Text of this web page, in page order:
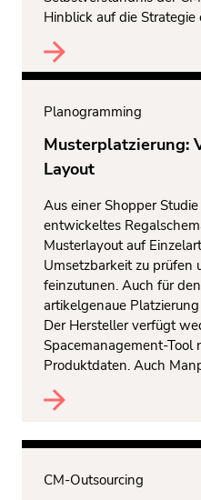
Hinblick auf die Strategie
Planogramming
Musterplatzierung:
Layout
Aus einer Shopper
entwickeltes
Musterlayout auf
Umsetzbarkeit zu prüfen
feinzutunen. Auch für
artikelgenaue
Der Hersteller verfügt
Spacemanagement-Tool
Produktdaten. Auch
CM-Outsourcing